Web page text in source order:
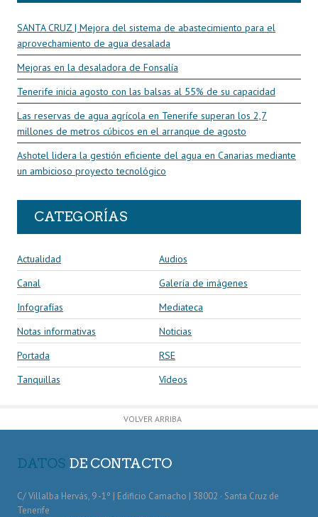
SANTA CRUZ | Mejora del sistema de abastecimiento para el
aprovechamiento de agua desalada
Mejoras en la desaladora de Fonsalía
Tenerife inicia agosto con las balsas al 55% de su capacidad
Las reservas de agua agrícola en Tenerife superan los 2,7
millones de metros cúbicos en el arranque de agosto
Ashotel lidera la gestión eficiente del agua en Canarias mediante
un ambicioso proyecto tecnológico
CATEGORÍAS
Actualidad
Audios
Canal
Galería de imágenes
Infografías
Mediateca
Notas informativas
Noticias
Portada
RSE
Tanquillas
Vídeos
VOLVER ARRIBA
DATOS DE CONTACTO
C/ Villalba Hervás, 9 -1º | Edificio Camacho | 38002 · Santa Cruz de
Tenerife